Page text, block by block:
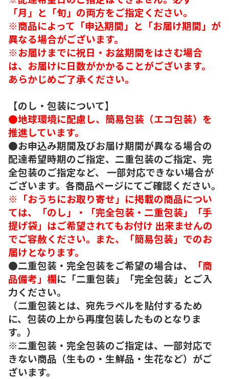
「月」と「旬」の両方をご指定ください。
※商品によって「申込期間」と「お届け期間」が
異なる場合がございます。
※お届けまでに祝日・お盆期間をはさむ場合
は、お届けに日数がかかることがございます。
あらかじめご了承ください。
【のし・包装について】
●地球環境に配慮し、簡易包装（エコ包装）を
推進しています。
●お申込み期間及びお届け期間が異なる場合の
配達希望時期のご指定、二重包装のご指定、完
全包装のご指定など、 一部対応できない場合が
ございます。各商品ページにてご確認ください。
※「おうちにお取り寄せ」に掲載の商品につい
ては、「のし」・「完全包装・二重包装」「手
提げ袋」はご希望されてもお付け 出来ませんの
でご容赦ください。また、「簡易包装」でのお
届けとなります。
●二重包装・完全包装をご希望の場合は、
「商
品備考」欄に「二重包装」「完全包装」とご入
力ください。
（二重包装とは、宛先ラベルを貼付するため
に、包装の上から再度包装したものとなりま
す。）
※二重包装・完全包装のご指定は、一部対応で
きない商品（生もの・生鮮品・生花など）がご
ざいます。